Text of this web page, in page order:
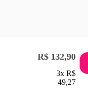
R$ 132,90
3x R$
49,27